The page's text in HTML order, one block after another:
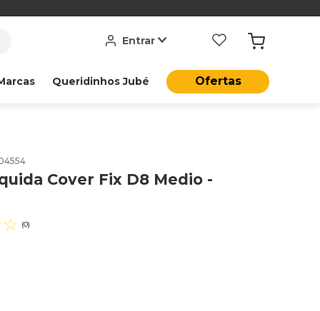
Entrar
Queridinhos Jubé Ofertas
Cover Fix D8 Medio -
☆ (0)